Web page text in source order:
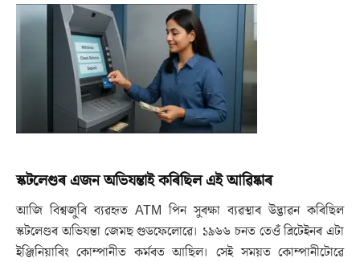
স্কটলেণ্ডৰ এজন অভিযন্তাই কৰিছিল এই আৱিষ্কাৰ
আজি বিশ্বজুৰি ব্যৱহৃত ATM পিন সুৰক্ষা ব্যৱস্থাৰ উদ্ভাৱন কৰিছিল
স্কটলেণ্ডৰ অভিযন্তা জেমছ গুডফেলোৱে। ১৯৬৬ চনত তেওঁ ব্ৰিটেইনৰ এটা
ইঞ্জিনিয়াৰিং কোম্পানীত কৰ্মৰত আছিল। সেই সময়ত কোম্পানীটোৱে